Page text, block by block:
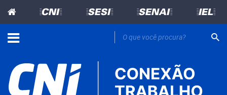
=CNI= =SESI= =SENAI= =IEL=